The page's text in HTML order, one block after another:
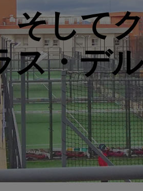
そして
ス・デ